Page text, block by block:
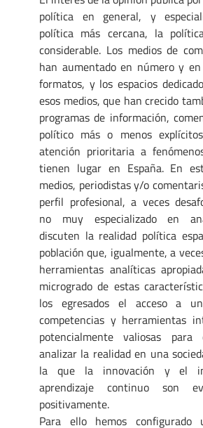
política en general, y
política más cercana, la
considerable. Los medios de
han aumentado en número y
formatos, y los espacios
esos medios, que han crecido
programas de información,
político más o menos
atención prioritaria a
tienen lugar en España. En
medios, periodistas y/o
perfil profesional, a veces
no muy especializado en
discuten la realidad política
población que, igualmente, a
herramientas analíticas
microgrado de estas
los egresados el acceso a
competencias y herramientas
potencialmente valiosas para
analizar la realidad en una
la que la innovación y el
aprendizaje continuo son
positivamente.
Para ello hemos configurado